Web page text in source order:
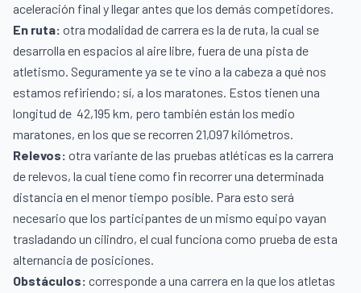
aceleración final y llegar antes que los demás competidores.
En ruta: otra modalidad de carrera es la de ruta, la cual se
desarrolla en espacios al aire libre, fuera de una pista de
atletismo. Seguramente ya se te vino a la cabeza a qué nos
estamos refiriendo; sí, a los maratones. Estos tienen una
longitud de 42,195 km, pero también están los medio
maratones, en los que se recorren 21,097 kilómetros.
Relevos: otra variante de las pruebas atléticas es la carrera
de relevos, la cual tiene como fin recorrer una determinada
distancia en el menor tiempo posible. Para esto será
necesario que los participantes de un mismo equipo vayan
trasladando un cilindro, el cual funciona como prueba de esta
alternancia de posiciones.
Obstáculos: corresponde a una carrera en la que los atletas